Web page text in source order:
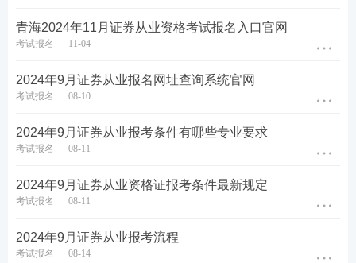
青海2024年11月证券从业资格考试报名入口官网
考试报名 11-04
2024年9月证券从业报名网址查询系统官网
考试报名 08-10
2024年9月证券从业报考条件有哪些专业要求
考试报名 08-11
2024年9月证券从业资格证报考条件最新规定
考试报名 08-11
2024年9月证券从业报考流程
考试报名 08-14